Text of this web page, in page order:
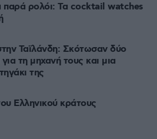
παρά ρολόι: Τα cocktail watches
Ταϊλάνδη: Σκότωσαν δύο
τη μηχανή τους και μια
της
Ελληνικού κράτους